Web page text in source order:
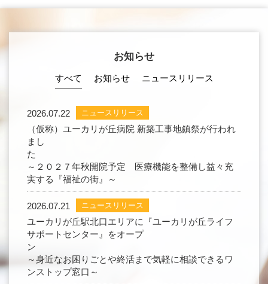
お知らせ
すべて お知らせ ニュースリリース
2026.07.22 ニュースリリース
（仮称）ユーカリが丘病院 新築工事地鎮祭が行われ
まし
～２０２７年秋開院予定 医療機能を整備し益々充
実する『福祉の街』～
2026.07.21 ニュースリリース
ユーカリが丘駅北口エリアに『ユーカリが丘ライフ
サポートセンター』をオープ
～身近なお困りごとや終活まで気軽に相談できるワ
ンストップ窓口～